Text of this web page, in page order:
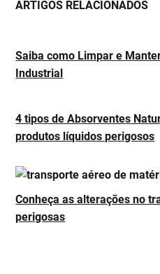
ARTIGOS RELACIONADOS
Saiba como Limpar e
Industrial
4 tipos de Absorventes
produtos líquidos perigosos
Conheça as alterações no
perigosas